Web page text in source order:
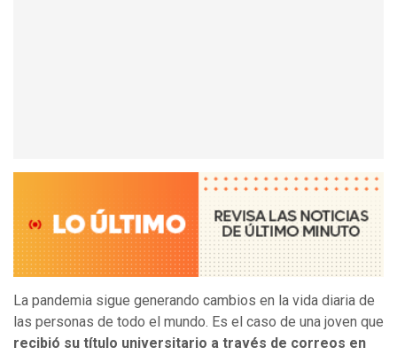
La pandemia sigue generando cambios en la vida diaria de
las personas de todo el mundo. Es el caso de una joven que
recibió su título universitario a través de correos en